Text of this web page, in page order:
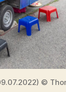
©